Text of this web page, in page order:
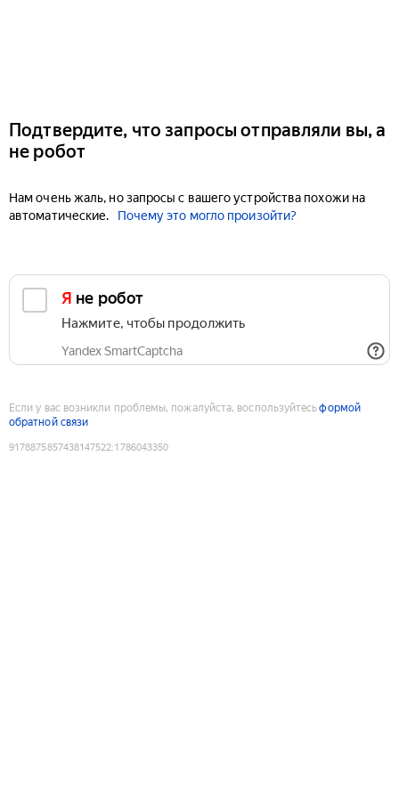
Подтвердите, что запросы отправляли вы, а
не робот
Нам очень жаль, но запросы с вашего устройства похожи на
автоматические.
Почему это могло произойти?
Я не робот
Нажмите, чтобы продолжить
Yandex SmartCaptcha
Если у вас возникли проблемы, пожалуйста, воспользуйтесьформой
обратной связи
9178875857438147522:1786043350